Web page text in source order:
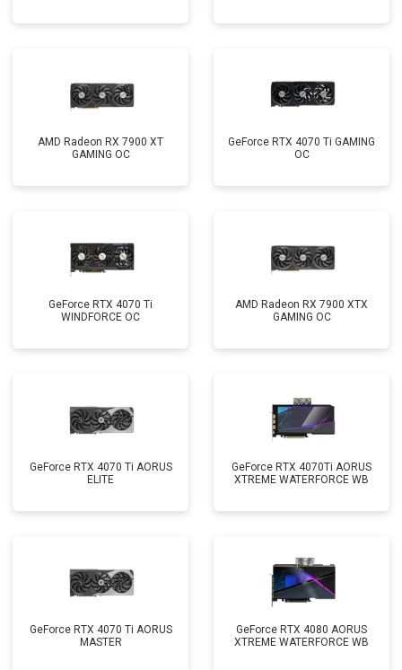
AMD Radeon RX 7900 XT
GAMING OC
GeForce RTX 4070 Ti GAMING
OC
GeForce RTX 4070 Ti
WINDFORCE OC
AMD Radeon RX 7900 XTX
GAMING OC
GeForce RTX 4070 Ti AORUS
ELITE
GeForce RTX 4070Ti AORUS
XTREME WATERFORCE WB
GeForce RTX 4070 Ti AORUS
MASTER
GeForce RTX 4080 AORUS
XTREME WATERFORCE WB